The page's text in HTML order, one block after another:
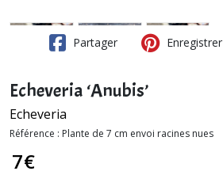
Partager Enregistrer
Echeveria ‘Anubis’
Echeveria
Référence : Plante de 7 cm envoi racines nues
7€